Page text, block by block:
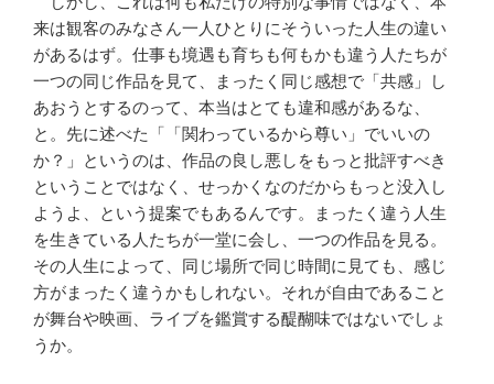
来は観客のみなさん一人ひとりにそういった人生の違い
があるはず。仕事も境遇も育ちも何もかも違う人たちが
一つの同じ作品を見て、まったく同じ感想で「共感」し
あおうとするのって、本当はとても違和感があるな、
と。先に述べた「「関わっているから尊い」でいいの
か？」というのは、作品の良し悪しをもっと批評すべき
ということではなく、せっかくなのだからもっと没入し
ようよ、という提案でもあるんです。まったく違う人生
を生きている人たちが一堂に会し、一つの作品を見る。
その人生によって、同じ場所で同じ時間に見ても、感じ
方がまったく違うかもしれない。それが自由であること
が舞台や映画、ライブを鑑賞する醍醐味ではないでしょ
うか。